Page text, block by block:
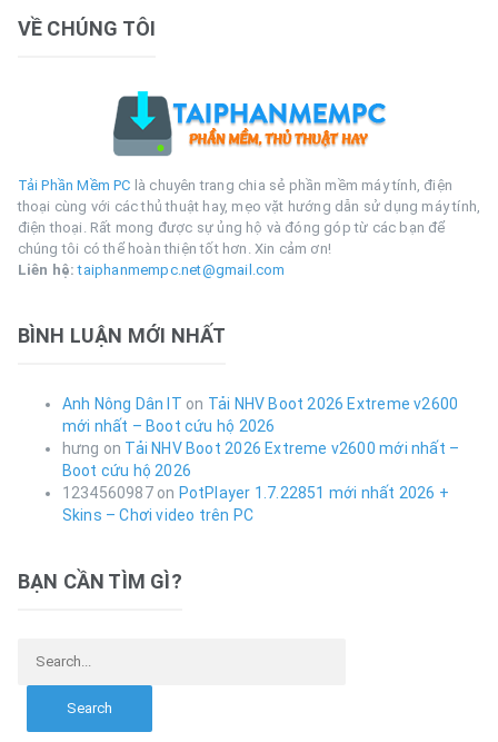
VỀ CHÚNG TÔI
Tải Phần Mềm PC là chuyên trang chia sẻ phần mềm máy tính, điện
thoại cùng với các thủ thuật hay, mẹo vặt hướng dẫn sử dụng máy tính,
điện thoại. Rất mong được sự ủng hộ và đóng góp từ các bạn để
chúng tôi có thể hoàn thiện tốt hơn. Xin cảm ơn!
Liên hệ: taiphanmempc.net@gmail.com
BÌNH LUẬN MỚI NHẤT
Anh Nông Dân IT on Tải NHV Boot 2026 Extreme v2600
mới nhất – Boot cứu hộ 2026
hưng on Tải NHV Boot 2026 Extreme v2600 mới nhất –
Boot cứu hộ 2026
1234560987on PotPlayer 1.7.22851 mới nhất 2026 +
Skins – Chơi video trên PC
BẠN CẦN TÌM GÌ?